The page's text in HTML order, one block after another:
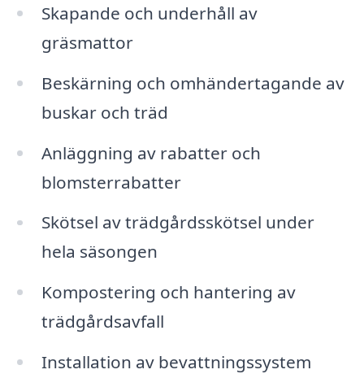
Skapande och underhåll av
gräsmattor
Beskärning och omhändertagande av
buskar och träd
Anläggning av rabatter och
blomsterrabatter
Skötsel av trädgårdsskötsel under
hela säsongen
Kompostering och hantering av
trädgårdsavfall
Installation av bevattningssystem